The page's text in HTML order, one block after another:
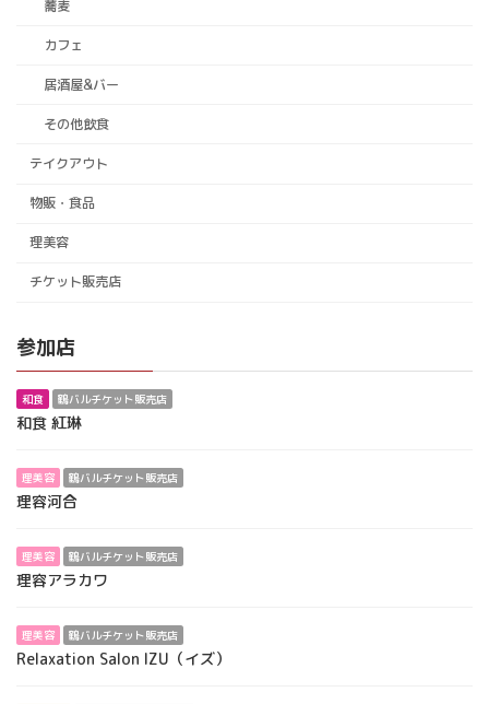
蕎麦
カフェ
居酒屋&バー
その他飲食
テイクアウト
物販・食品
理美容
チケット販売店
参加店
和食 鶴バルチケット販売店
和食 紅琳
理美容 鶴バルチケット販売店
理容河合
理美容 鶴バルチケット販売店
理容アラカワ
理美容 鶴バルチケット販売店
Relaxation Salon IZU（イズ）